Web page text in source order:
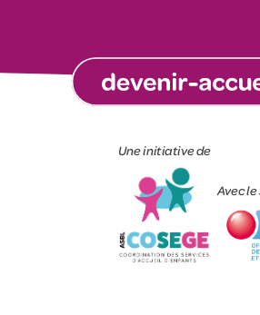
SAE
Une initiative de
Avec